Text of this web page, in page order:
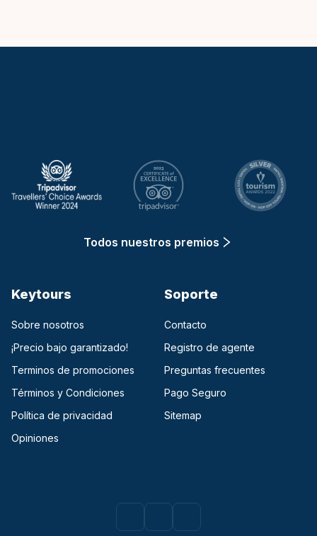
Todos nuestros premios
Keytours
Sobre nosotros
¡Precio bajo garantizado!
Terminos de promociones
Términos y Condiciones
Política de privacidad
Opiniones
Soporte
Contacto
Registro de agente
Preguntas frecuentes
Pago Seguro
Sitemap
Facebook
(opens in a new tab)
Instagram
(opens in a new tab)
Youtube
(opens in a new tab)